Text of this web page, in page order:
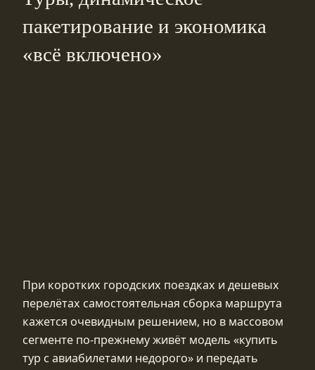
пакетирование и экономика
«всё включено»
При коротких городских поездках и дешевых
перелётах самостоятельная сборка маршрута
кажется очевидным решением, но в массовом
сегменте по-прежнему живёт модель «купить
тур с авиабилетами недорого» и передать